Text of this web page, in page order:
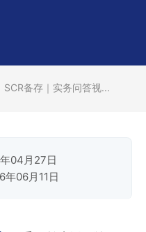
SCR备存｜实务问答视...
04月27日
年06月11日